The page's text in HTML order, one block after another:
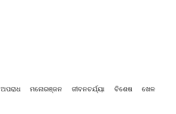
ଅପରାଧ ମନୋରଞ୍ଜନ ଜୀବନଚର୍ଯ୍ୟା ବିଶେଷ ଖେଳ